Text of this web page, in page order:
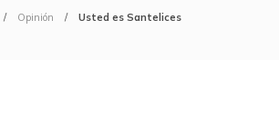
Opinión Usted es Santelices